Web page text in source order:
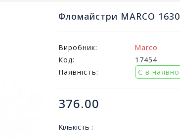
Фломайстри MARCO
Виробник:
Marco
Код:
17454
Наявність:
Є в
376.00
Кількість :